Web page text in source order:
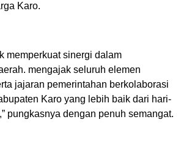
Karo.
memperkuat sinergi dalam
mengajak seluruh elemen
jajaran pemerintahan berkolaborasi
Karo yang lebih baik dari hari-
pungkasnya dengan penuh semangat.